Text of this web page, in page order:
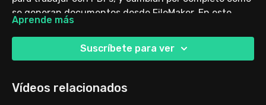
se generan documentos desde FileMaker. En este
vídeo te muestro, con un ejemplo de una
constructora, cómo construir un expediente de
proyecto que se va completando automáticamente
ensamblado manual y sin pasar por ningún programa
Aprende más
Suscríbete para ver
Vídeos relacionados